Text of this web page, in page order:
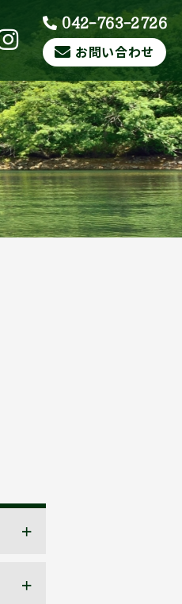
042-763-2726
お問い合わせ